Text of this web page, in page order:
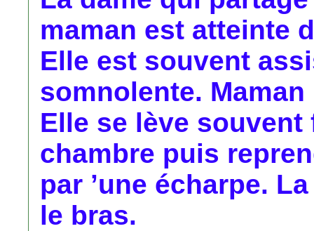
maman est atteinte
Elle est souvent
somnolente.
Elle se lève
chambre puis
par ’une écharpe.
le bras.